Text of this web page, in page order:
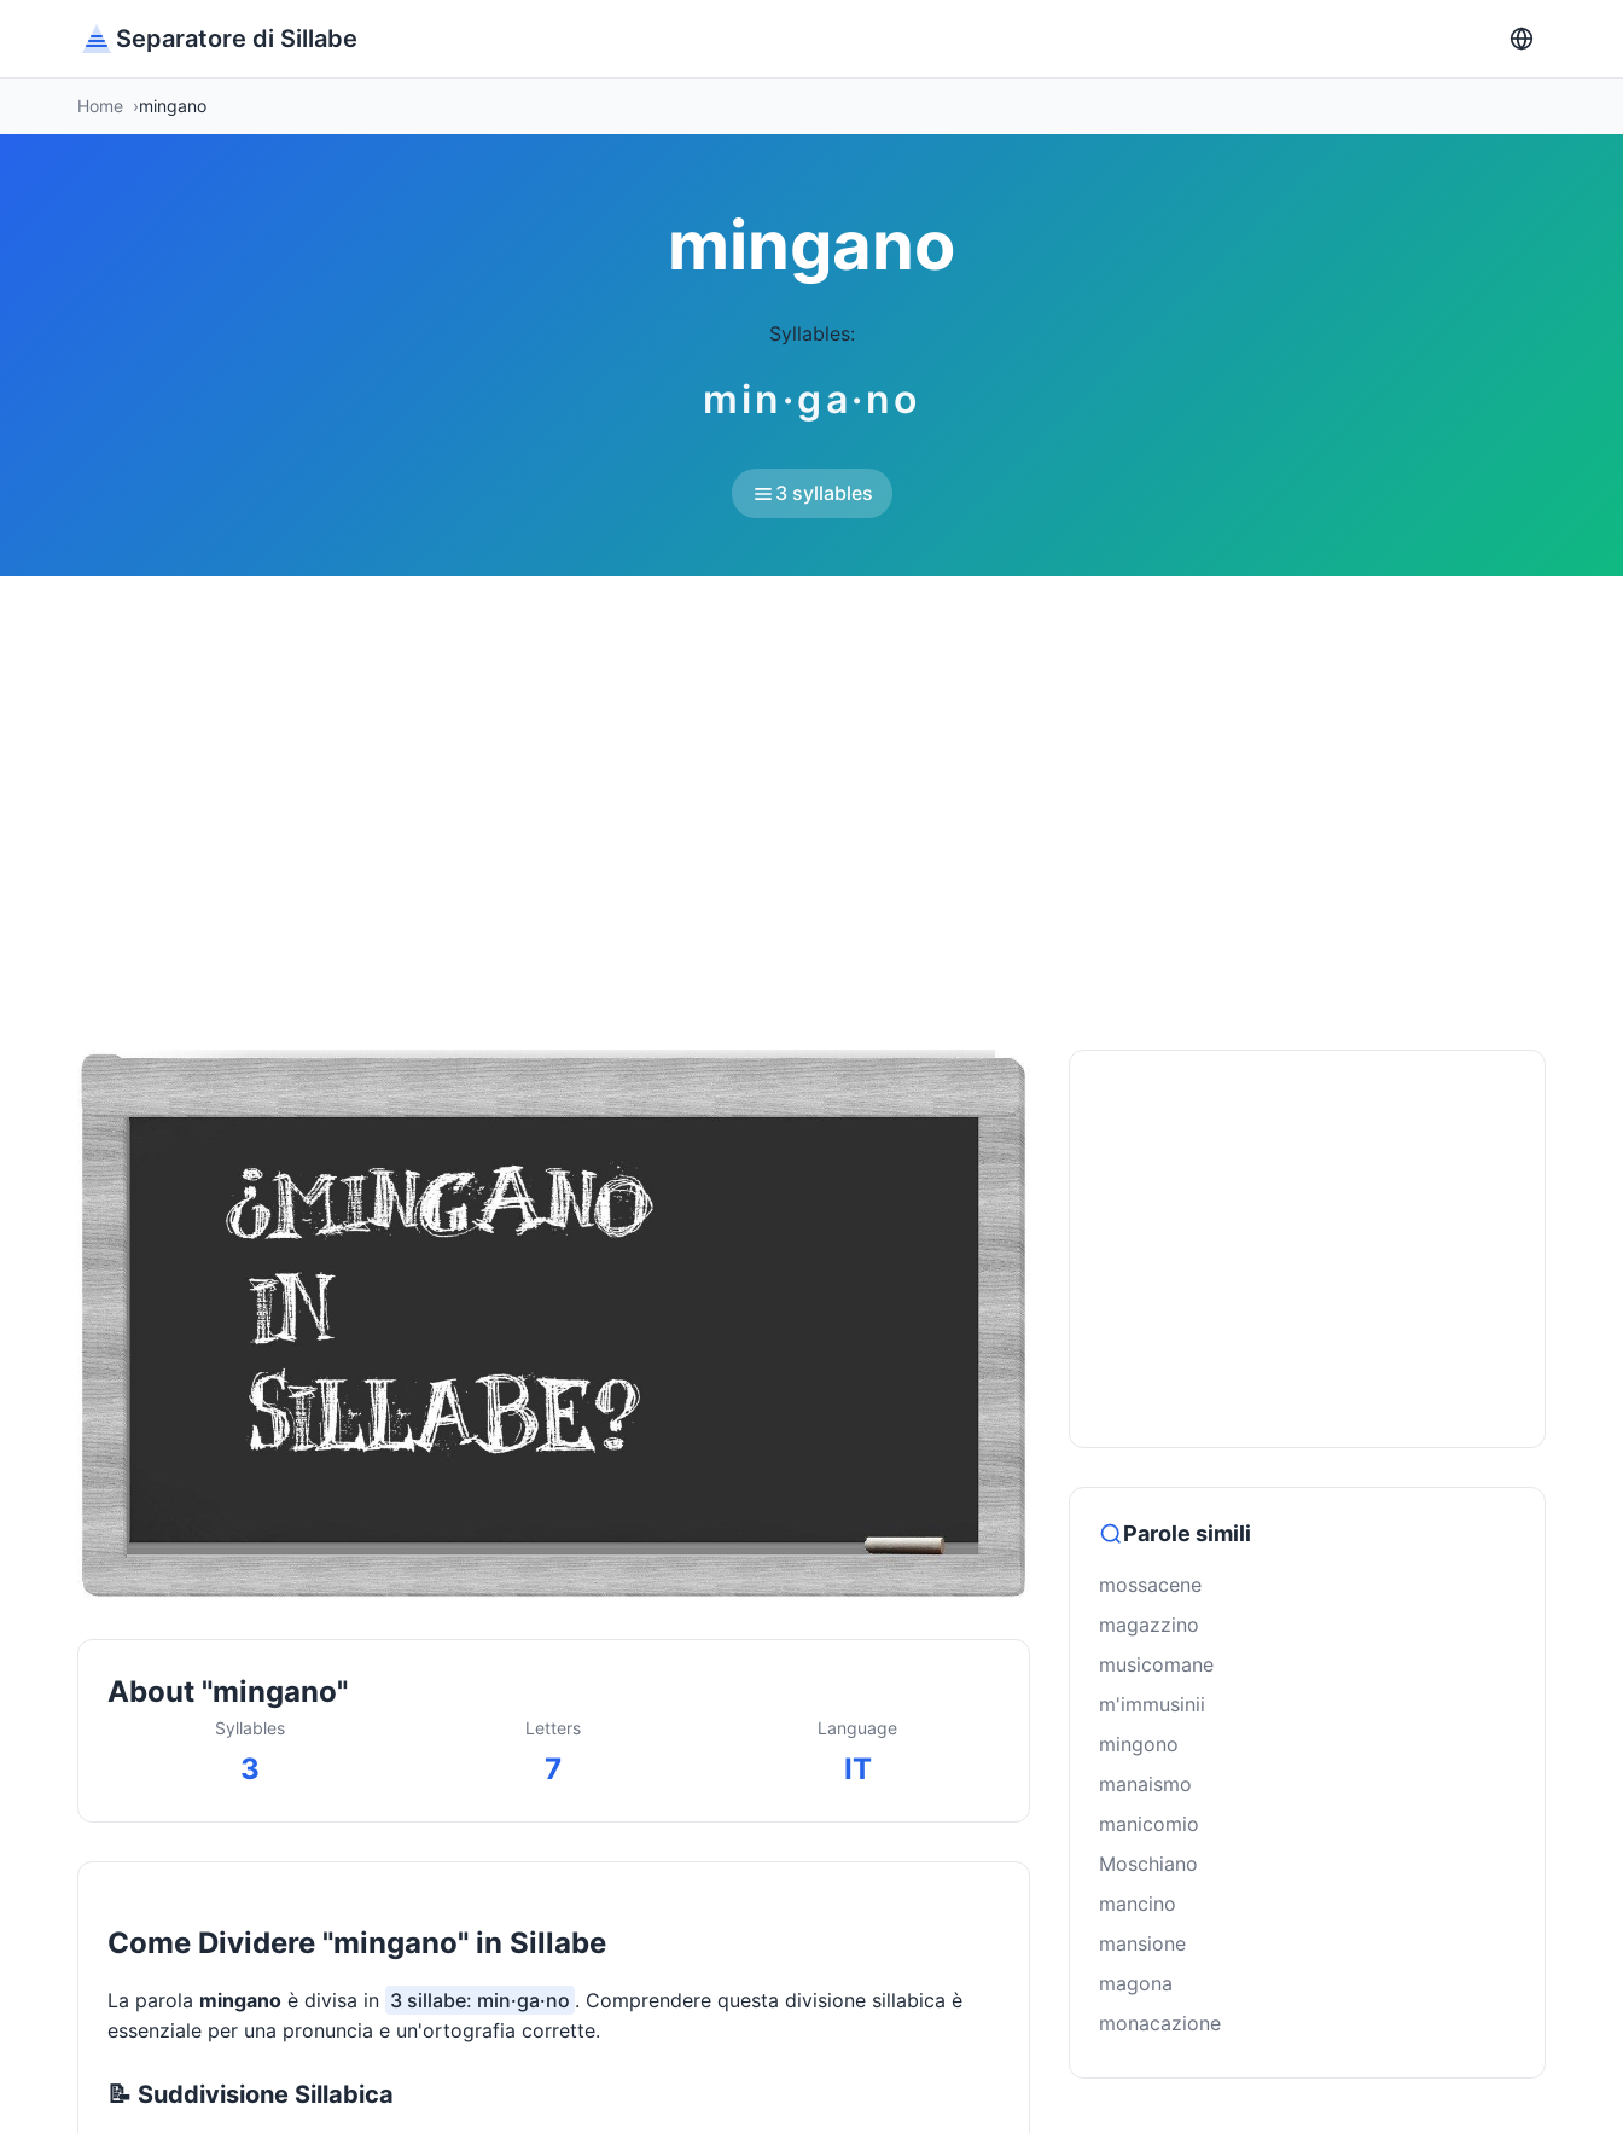
Separatore di Sillabe
Home mingano
mingano
Syllables:
min·ga·no
3 syllables
About "mingano"
Syllables
3
Letters
7
Language
IT
Come Dividere "mingano" in Sillabe
La parola mingano è divisa in 3 sillabe: min·ga·no . Comprendere questa divisione sillabica è
essenziale per una pronuncia e un'ortografia corrette.
📝 Suddivisione Sillabica
Parole simili
mossacene
magazzino
musicomane
m'immusinii
mingono
manaismo
manicomio
Moschiano
mancino
mansione
magona
monacazione